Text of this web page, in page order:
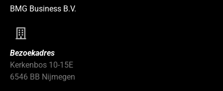
BMG Business B.V.
Bezoekadres
Kerkenbos 10-15E
6546 BB Nijmegen